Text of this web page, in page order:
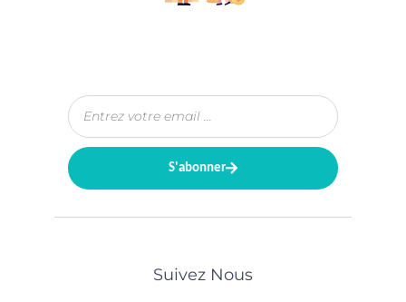
S'abonner
Suivez Nous